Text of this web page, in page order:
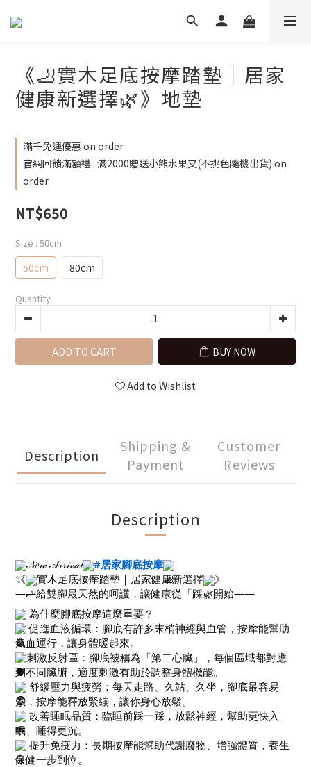
《🦶實木足底按摩踏墊｜居家
健康新選擇🌿》地墊
滿千免運優惠 on order
官網回饋滿額禮 : 滿2000贈送小熊水果叉(不挑色隨機出貨) on
order
NT$650
Size : 50cm
50cm 80cm
Quantity
ADD TO CART BUY NOW
Add to Wishlist
Description
Shipping &
Payment
Customer
Reviews
Description
𝒩𝑒𝓌 𝒜𝓇𝓇𝒾𝓋𝒶𝓁
#居家腳底按摩
《
實木足底按摩踏墊｜居家健康新選擇
》
——給雙腳最天然的呵護，讓健康從「踩」開始——
為什麼腳底按摩這麼重要？
促進血液循環：腳底有許多末梢神經與血管，按摩能幫助
氣血運行，讓身體暖起來。
刺激反射區：腳底被稱為「第二心臟」，每個區域都對應
到不同臟腑，適度刺激有助於調整身體機能。
舒緩壓力與疲勞：每天走路、久站、久坐，腳底最容易
累，按摩能釋放緊繃，讓你身心放鬆。
改善睡眠品質：臨睡前踩一踩，放鬆神經，幫助更快入
眠、睡得更沉。
提升免疫力：長期按摩能幫助代謝廢物、增強體質，養生
保健一步到位。